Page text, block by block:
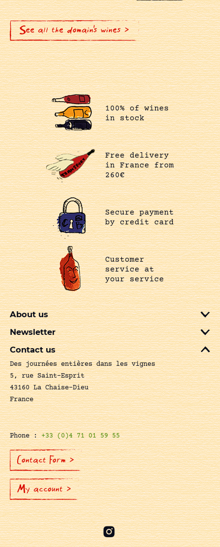
See all the domain's wines >
100% of wines
in stock
Free delivery
in France from
260€
Secure payment
by credit card
Customer
service at
your service
About us
Newsletter
Contact us
Des journées entières dans les vignes
5, rue Saint-Esprit
43160 La Chaise-Dieu
France
Phone :+33 (0)4 71 01 59 55
Contact Form >
My account >